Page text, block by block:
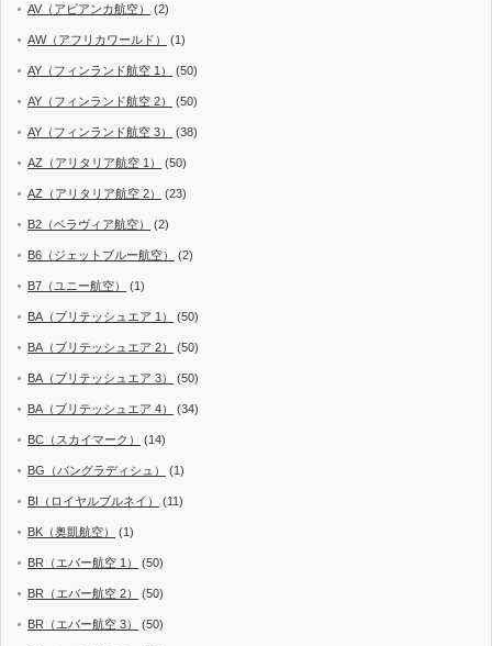
AV（アビアンカ航空） (2)
AW（アフリカワールド） (1)
AY（フィンランド航空 1） (50)
AY（フィンランド航空 2） (50)
AY（フィンランド航空 3） (38)
AZ（アリタリア航空 1） (50)
AZ（アリタリア航空 2） (23)
B2（ベラヴィア航空） (2)
B6（ジェットブルー航空） (2)
B7（ユニー航空） (1)
BA（ブリテッシュエア 1） (50)
BA（ブリテッシュエア 2） (50)
BA（ブリテッシュエア 3） (50)
BA（ブリテッシュエア 4） (34)
BC（スカイマーク） (14)
BG（バングラディシュ） (1)
BI（ロイヤルブルネイ） (11)
BK（奥凱航空） (1)
BR（エバー航空 1） (50)
BR（エバー航空 2） (50)
BR（エバー航空 3） (50)